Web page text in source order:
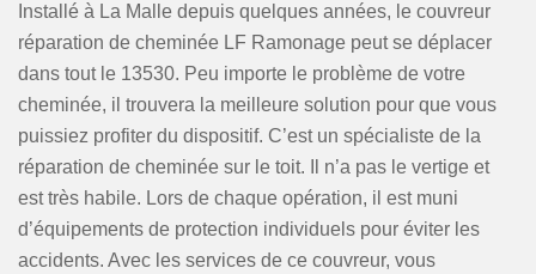
Installé à La Malle depuis quelques années, le couvreur
réparation de cheminée LF Ramonage peut se déplacer
dans tout le 13530. Peu importe le problème de votre
cheminée, il trouvera la meilleure solution pour que vous
puissiez profiter du dispositif. C’est un spécialiste de la
réparation de cheminée sur le toit. Il n’a pas le vertige et
est très habile. Lors de chaque opération, il est muni
d’équipements de protection individuels pour éviter les
accidents. Avec les services de ce couvreur, vous